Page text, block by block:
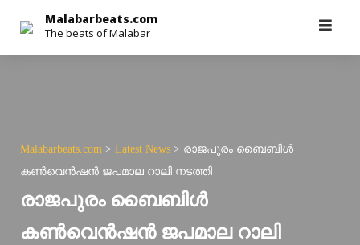
content
Malabarbeats.com
The beats of Malabar
Malabarbeats.com > Latest News > രാജപുരം ബൈബിള്‍
കണ്‍വെന്‍ഷന്‍ ജപമാല റാലി നടത്തി
രാജപുരം ബൈബിള്‍
കണ്‍വെന്‍ഷന്‍ ജപമാല റാലി